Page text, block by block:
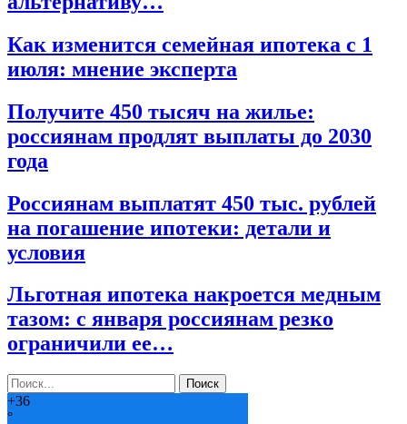
Как изменится семейная ипотека с 1
июля: мнение эксперта
Получите 450 тысяч на жилье:
россиянам продлят выплаты до 2030
года
Россиянам выплатят 450 тыс. рублей
на погашение ипотеки: детали и
условия
Льготная ипотека накроется медным
тазом: с января россиянам резко
ограничили ее…
+36
°